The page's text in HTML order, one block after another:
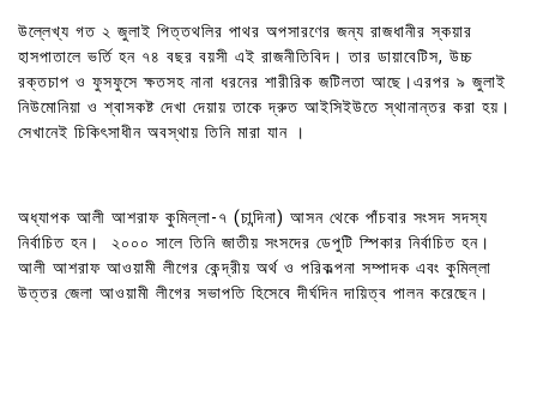
উল্লেখ্য গত ২ জুলাই পিত্তথলির পাথর অপসারণের জন্য রাজধানীর স্কয়ার
হাসপাতালে ভর্তি হন ৭৪ বছর বয়সী এই রাজনীতিবিদ। তার ডায়াবেটিস, উচ্চ
রক্তচাপ ও ফুসফুসে ক্ষতসহ নানা ধরনের শারীরিক জটিলতা আছে।এরপর ৯ জুলাই
নিউমোনিয়া ও শ্বাসকষ্ট দেখা দেয়ায় তাকে দ্রুত আইসিইউতে স্থানান্তর করা হয়।
সেখানেই চিকিৎসাধীন অবস্থায় তিনি মারা যান ।
অধ্যাপক আলী আশরাফ কুমিল্লা-৭ (চান্দিনা) আসন থেকে পাঁচবার সংসদ সদস্য
নির্বাচিত হন। ২০০০ সালে তিনি জাতীয় সংসদের ডেপুটি স্পিকার নির্বাচিত হন।
আলী আশরাফ আওয়ামী লীগের কেন্দ্রীয় অর্থ ও পরিকল্পনা সম্পাদক এবং কুমিল্লা
উত্তর জেলা আওয়ামী লীগের সভাপতি হিসেবে দীর্ঘদিন দায়িত্ব পালন করেছেন।